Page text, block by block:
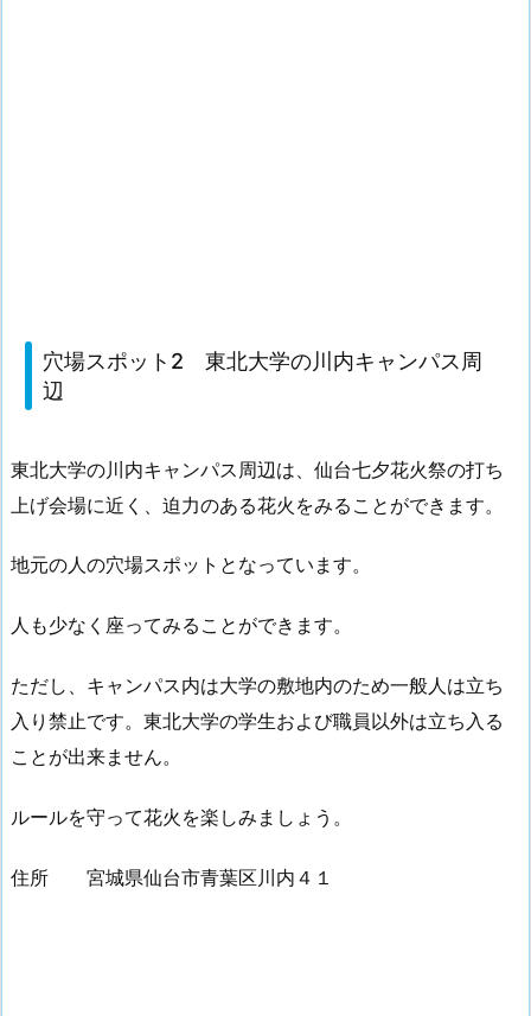
穴場スポット2 東北大学の川内キャンパス周
辺
東北大学の川内キャンパス周辺は、仙台七夕花火祭の打ち
上げ会場に近く、迫力のある花火をみることができます。
地元の人の穴場スポットとなっています。
人も少なく座ってみることができます。
ただし、キャンパス内は大学の敷地内のため一般人は立ち
入り禁止です。東北大学の学生および職員以外は立ち入る
ことが出来ません。
ルールを守って花火を楽しみましょう。
住所 宮城県仙台市青葉区川内４１